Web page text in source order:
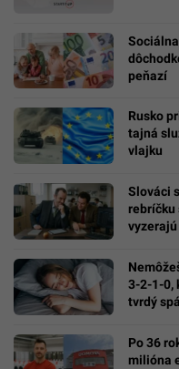
peňazí
Rusko
tajná
vlajku
Slováci
rebríčku
3-2-1-0,
tvrdý
Po 36
milióna